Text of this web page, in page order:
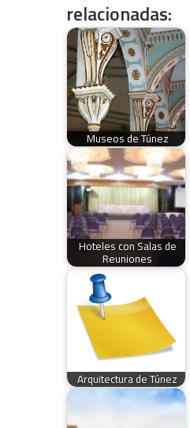
relacionadas:
Museos de Túnez
Hoteles con Salas de
Reuniones
Arquitectura de Túnez